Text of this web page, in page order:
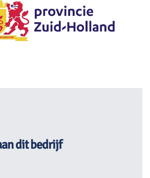
dit bedrijf